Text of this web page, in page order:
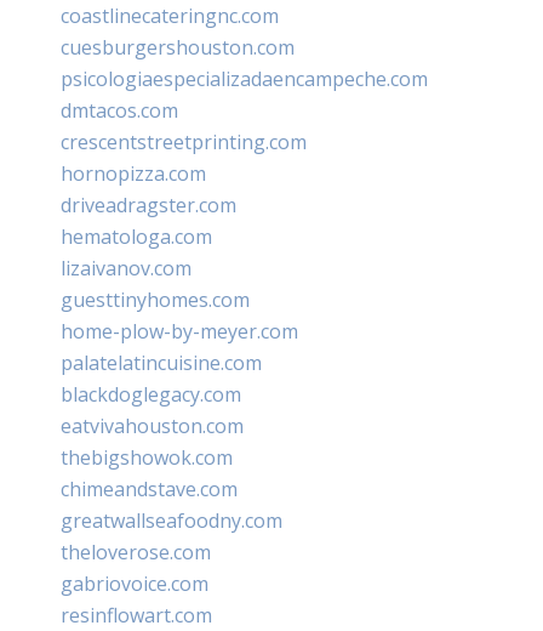
coastlinecateringnc.com
cuesburgershouston.com
psicologiaespecializadaencampeche.com
dmtacos.com
crescentstreetprinting.com
hornopizza.com
driveadragster.com
hematologa.com
lizaivanov.com
guesttinyhomes.com
home-plow-by-meyer.com
palatelatincuisine.com
blackdoglegacy.com
eatvivahouston.com
thebigshowok.com
chimeandstave.com
greatwallseafoodny.com
theloverose.com
gabriovoice.com
resinflowart.com